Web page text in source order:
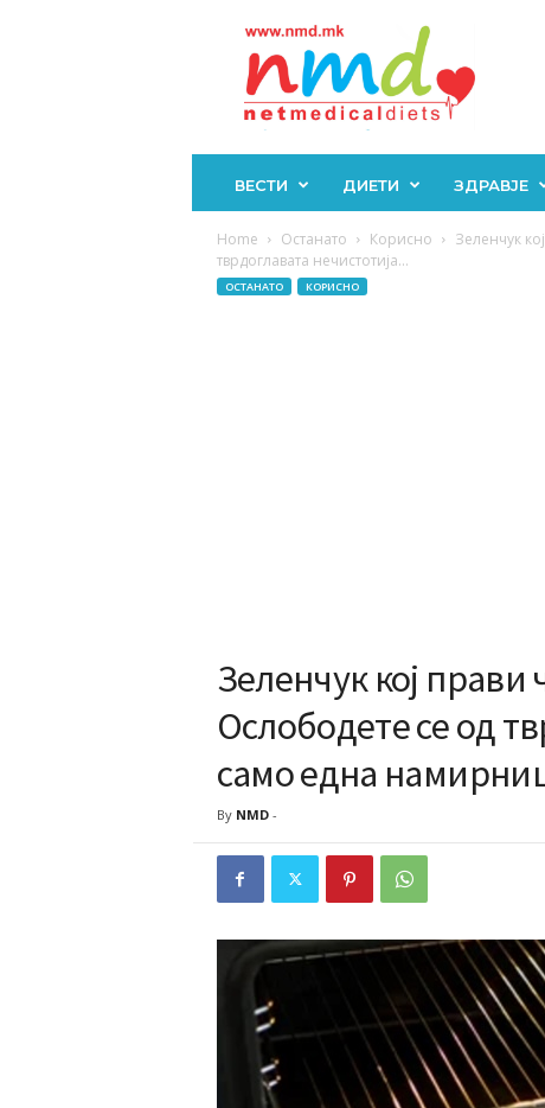
ВЕСТИ ДИЕТИ ЗДРАВЈЕ
Home Останато Корисно
Зеленчук
тврдоглавата нечистотија...
ОСТАНАТО КОРИСНО
Зеленчук кој прави
Ослободете се од
само една
By NMD-